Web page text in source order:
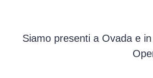
Siamo presenti a Ovada e